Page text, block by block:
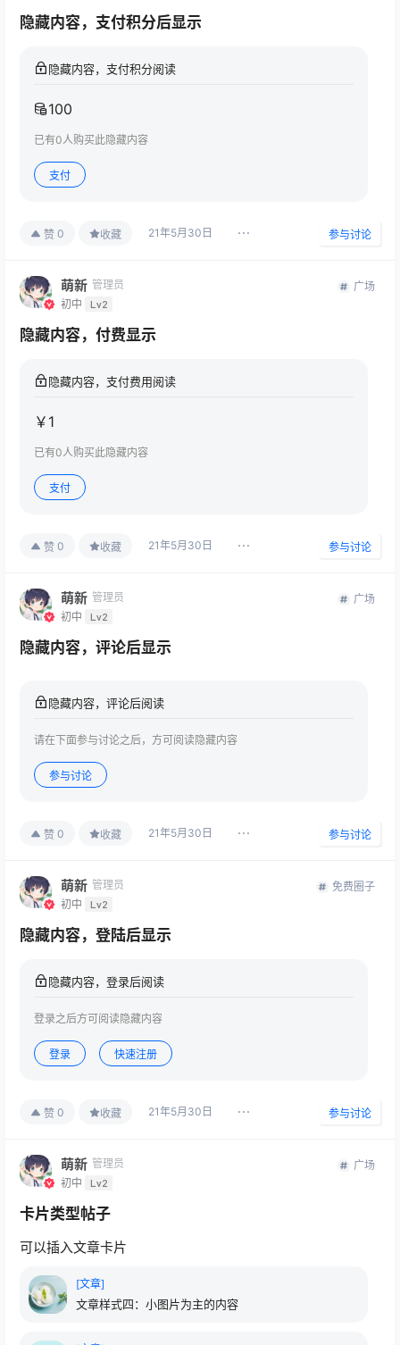
隐藏内容，支付积分后显示
隐藏内容，支付积分阅读
100
已有0人购买此隐藏内容
支付
赞 0 收藏 21年5月30日 参与讨论
萌新 管理员
初中
Lv2
广场
隐藏内容，付费显示
隐藏内容，支付费用阅读
￥ 1
已有0人购买此隐藏内容
支付
赞 0 收藏 21年5月30日 参与讨论
萌新 管理员
初中
Lv2
广场
隐藏内容，评论后显示
隐藏内容，评论后阅读
请在下面参与讨论之后，方可阅读隐藏内容
参与讨论
赞 0 收藏 21年5月30日 参与讨论
萌新 管理员
初中
Lv2
免费圈子
隐藏内容，登陆后显示
隐藏内容，登录后阅读
登录之后方可阅读隐藏内容
登录 快速注册
赞 0 收藏 21年5月30日 参与讨论
萌新 管理员
初中
Lv2
广场
卡片类型帖子
可以插入文章卡片
[文章]
文章样式四：小图片为主的内容